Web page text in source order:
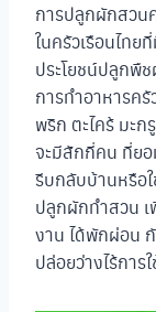
การปลูกผักสวนค
ในครัวเรือนไท
ประโยชน์ปลูกพื
การทำอาหารค
พริก ตะไคร้ มะ
จะมีสักกี่คน ที่ยอ
รีบกลับบ้านหรือ
ปลูกผักทำสวน
งาน ได้พักผ่อน
ปล่อยว่างไร้การ